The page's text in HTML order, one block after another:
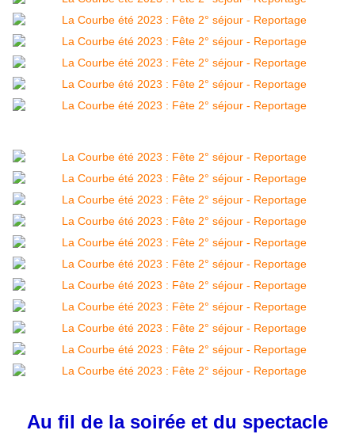
Au fil de la soirée et du spectacle